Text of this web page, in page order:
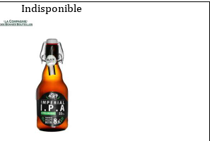
Indisponible